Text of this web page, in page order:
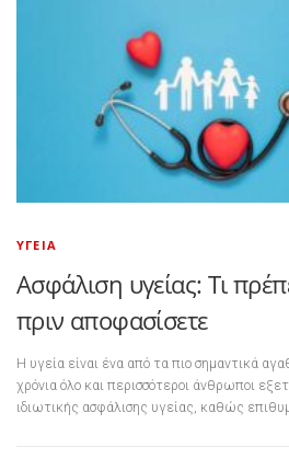
ΥΓΕΊΑ
Ασφάλιση υγείας: Τι
πριν αποφασίσετε
Η υγεία είναι ένα από τα πιο σημαντικά
χρόνια όλο και περισσότεροι άνθρωποι
ιδιωτικής ασφάλισης υγείας, καθώς